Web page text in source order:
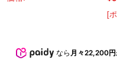
[
なら 月々22,200円